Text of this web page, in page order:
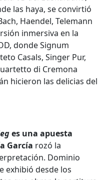
las haya, se convirtió
Haendel, Telemann
inmersiva en la
donde Signum
Casals, Singer Pur,
di Cremona
hicieron las delicias del
es una apuesta
García rozó la
Dominio
exhibió desde los